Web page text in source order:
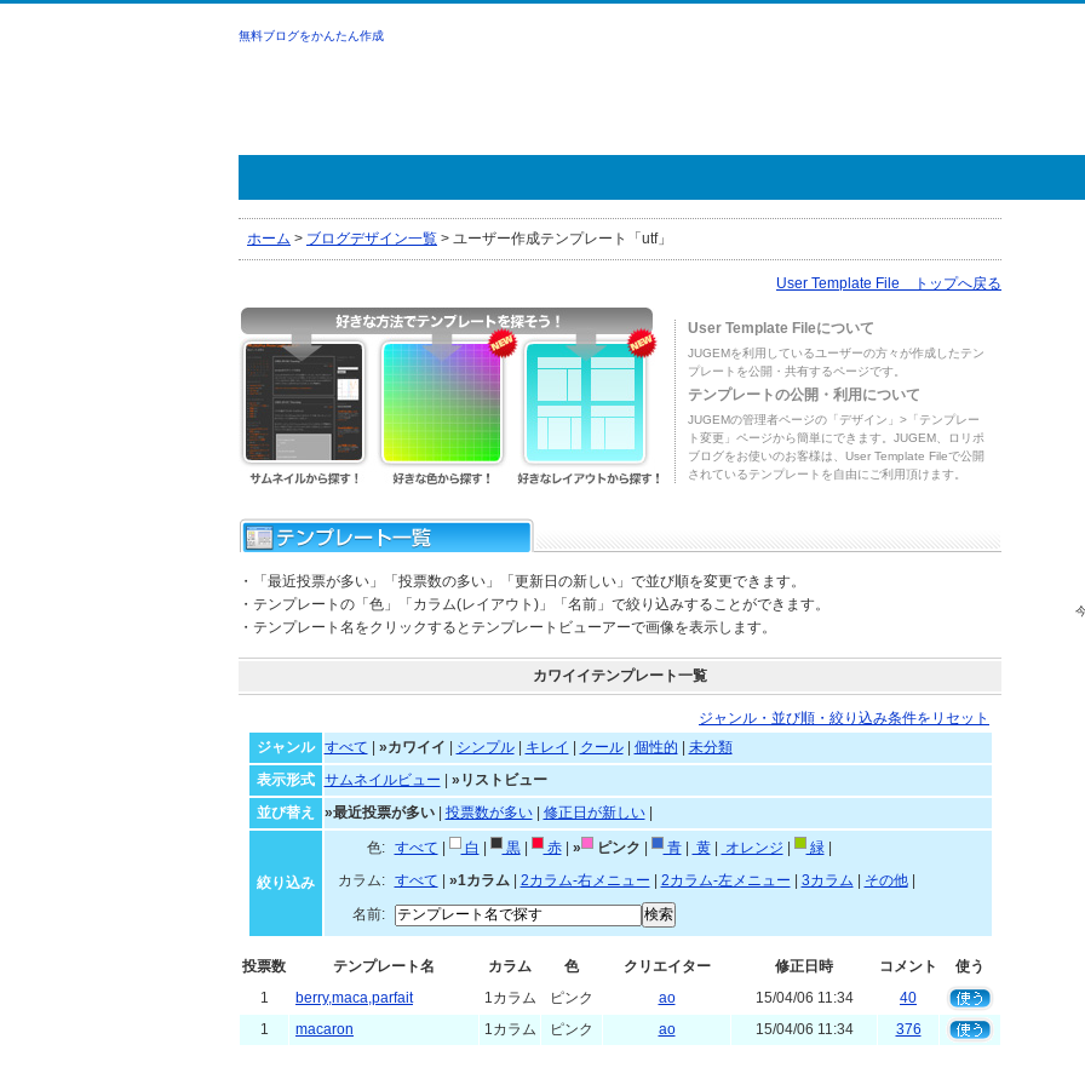
無料ブログをかんたん作成
ホーム > ブログデザイン一覧 > ユーザー作成テンプレート「utf」
User Template File トップへ戻る
User Template Fileについて
JUGEMを利用しているユーザーの方々が作成したテン
プレートを公開・共有するページです。
テンプレートの公開・利用について
JUGEMの管理者ページの「デザイン」>「テンプレー
ト変更」ページから簡単にできます。JUGEM、ロリポ
ブログをお使いのお客様は、User Template Fileで公開
されているテンプレートを自由にご利用頂けます。
・「最近投票が多い」「投票数の多い」「更新日の新しい」で並び順を変更できます。
・テンプレートの「色」「カラム(レイアウト)」「名前」で絞り込みすることができます。
・テンプレート名をクリックするとテンプレートビューアーで画像を表示します。
カワイイテンプレート一覧
ジャンル・並び順・絞り込み条件をリセット
ジャンル
すべて »カワイイ シンプル| キレイ クール| 個性的
未分類
表示形式
サムネイルビュー
»リストビュー
並び替え
»最近投票が多い| 投票数が多い| 修正日が新しい|
絞り込み
色: すべて 白 黒| 赤| » ピンク 青| 黄 | オレンジ |
カラム:
すべて »1カラム| 2カラム-右メニュー 2カラム-左メニュー 3カラム その他|
名前:
投票数 テンプレート名 カラム 色 クリエイター 修正日時 コメント
使う
1
berry,maca,parfait 1カラム ピンク ao 15/04/06 11:34
40
1
macaron 1カラム ピンク ao 15/04/06 11:34 376